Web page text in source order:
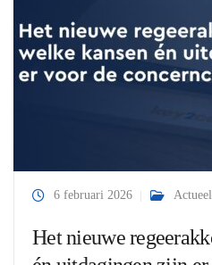
6 februari 2026 Actueel
Het nieuwe